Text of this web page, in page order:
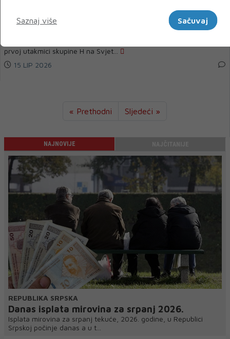
SENZACIJA NA SP: Španjolcima tek bod protiv
Zelenortske Republike
prvoj utakmici skupine H na Svjet...
15 LIP 2026
« Prethodni Sljedeći »
NAJNOVIJE
REPUBLIKA SRPSKA
Danas isplata mirovina za srpanj 2026.
Isplata mirovina za srpanj tekuće, 2026. godine, u Republici
Srpskoj počinje danas a u t...
Saznaj više
Sačuvaj